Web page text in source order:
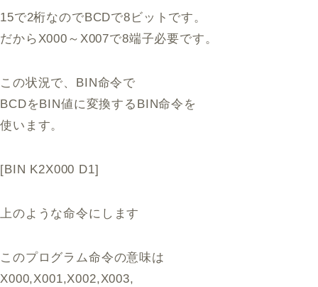
15で2桁なのでBCDで8ビットです。
だからX000～X007で8端子必要です。
この状況で、BIN命令で
BCDをBIN値に変換するBIN命令を
使います。
[BIN K2X000 D1]
上のような命令にします
このプログラム命令の意味は
X000,X001,X002,X003,